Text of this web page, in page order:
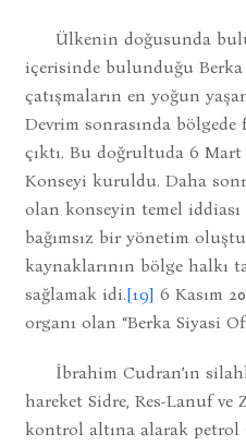
Ülkenin doğusunda
içerisinde bulunduğu
çatışmaların en yoğun
Devrim sonrasında
çıktı. Bu doğrultuda 6 Mart
Konseyi kuruldu. Daha
olan konseyin temel
bağımsız bir yönetim
kaynaklarının bölge halkı
sağlamak idi.[19] 6 Kasım
organı olan “Berka Siyasi
İbrahim Cudran’ın
hareket Sidre, Res-Lanuf ve
kontrol altına alarak petrol